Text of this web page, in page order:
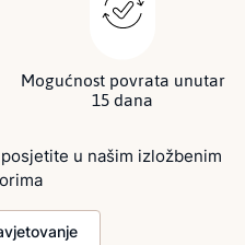
Mogućnost povrata unutar
15 dana
u našim izložbenim